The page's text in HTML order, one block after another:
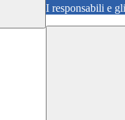
I responsabili e